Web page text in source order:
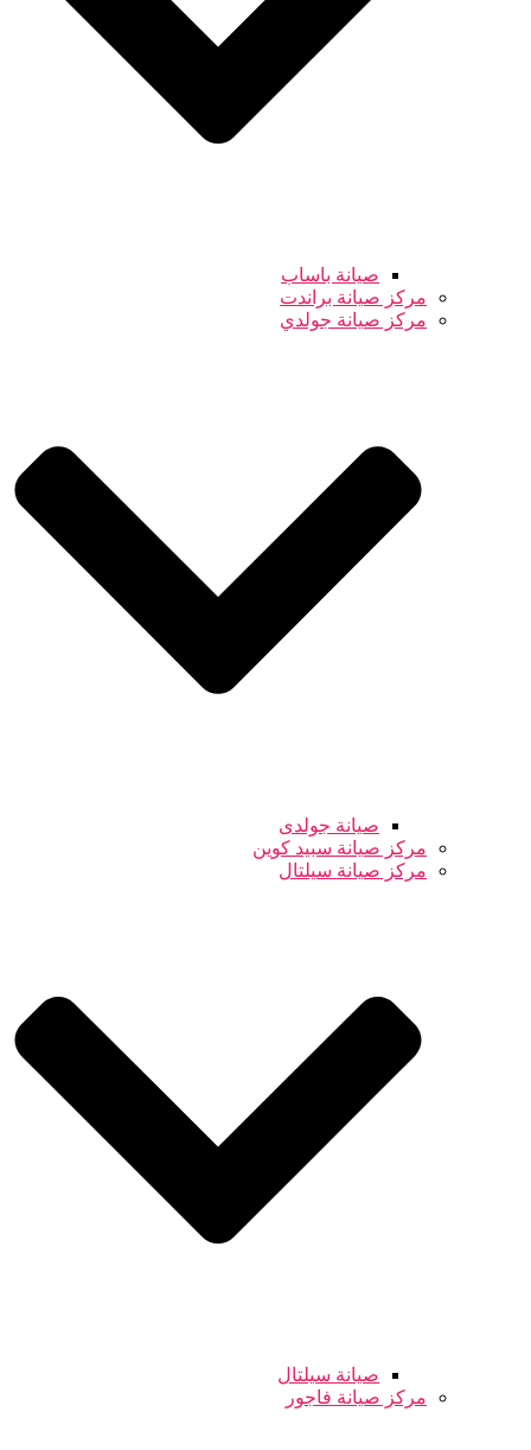
صيانة باساب
مركز صيانة براندت
مركز صيانة جولدي
صيانة جولدى
مركز صيانة سبيد كوين
مركز صيانة سيلتال
صيانة سيلتال
مركز صيانة فاجور